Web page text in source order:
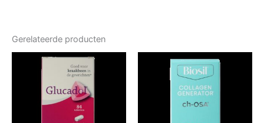
Gerelateerde producten